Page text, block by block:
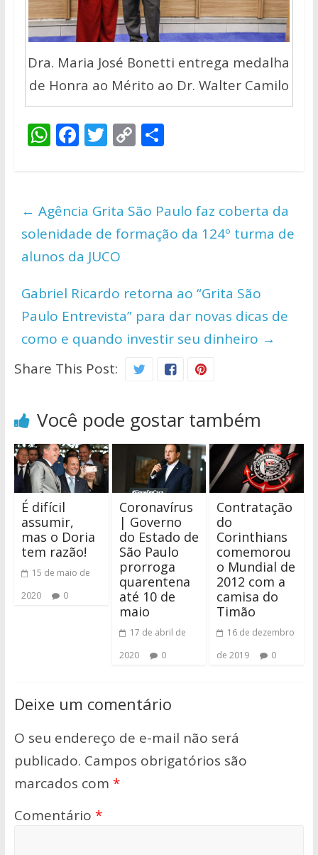
Dra. Maria José Bonetti entrega medalha
de Honra ao Mérito ao Dr. Walter Camilo
W
s
A
p
p
F
b
o
o
k
T
er
C
y
Li
n
S
e
← Agência Grita São Paulo faz coberta da
solenidade de formação da 124º turma de
alunos da JUCO
Gabriel Ricardo retorna ao “Grita São
Paulo Entrevista” para dar novas dicas de
como e quando investir seu dinheiro →
Share This Post:
Você pode gostar também
É difícil
assumir,
mas o Doria
tem razão!
15 de maio de
2020
0
Coronavírus
| Governo
do Estado de
São Paulo
prorroga
quarentena
até 10 de
maio
17 de abril de
2020
0
Contratação
do
Corinthians
comemorou
o Mundial de
2012 com a
camisa do
Timão
16 de dezembro
de 2019
0
Deixe um comentário
O seu endereço de e-mail não será
publicado. Campos obrigatórios são
marcados com *
Comentário *